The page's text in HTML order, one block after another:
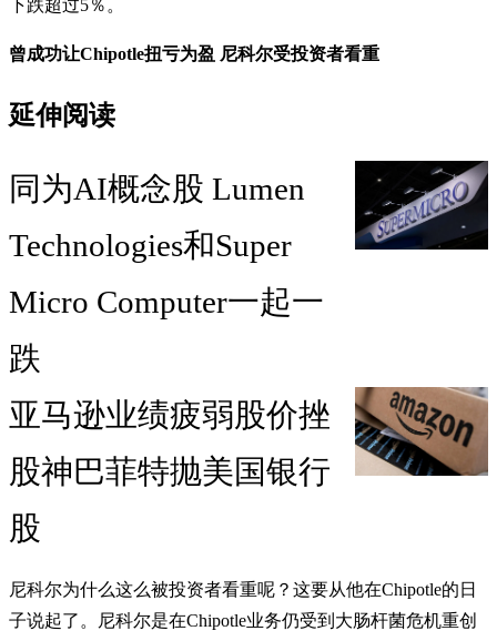
下跌超过5％。
曾成功让Chipotle扭亏为盈 尼科尔受投资者看重
延伸阅读
同为AI概念股 Lumen
Technologies和Super
Micro Computer一起一
跌
亚马逊业绩疲弱股价挫
股神巴菲特抛美国银行
股
尼科尔为什么这么被投资者看重呢？这要从他在Chipotle的日
子说起了。尼科尔是在Chipotle业务仍受到大肠杆菌危机重创